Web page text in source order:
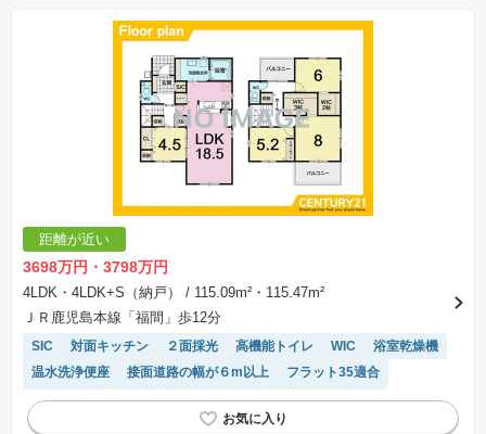
距離が近い
3698万円・3798万円
4LDK・4LDK+S（納戸）
/ 115.09m²・115.47m²
ＪＲ鹿児島本線「福間」歩12分
SIC 対面キッチン ２面採光 高機能トイレ WIC
浴室乾燥機
温水洗浄便座
接面道路の幅が６m以上
フラット35適合
陽当り良好
食洗機 トイレ2個以上
システムキッチン
閑静な住宅地
モニター付きインターホン